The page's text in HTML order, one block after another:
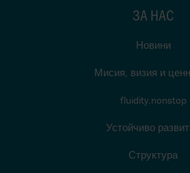
ЗА НАС
Новини
Мисия, визия и
fluidity.nonstop
Устойчиво
Структура